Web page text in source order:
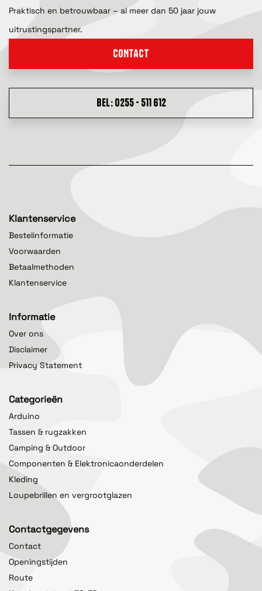
Praktisch en betrouwbaar – al meer dan 50 jaar jouw
uitrustingspartner.
CONTACT
BEL: 0255 - 511 612
Klantenservice
Bestelinformatie
Voorwaarden
Betaalmethoden
Klantenservice
Informatie
Over ons
Disclaimer
Privacy Statement
Categorieën
Arduino
Tassen & rugzakken
Camping & Outdoor
Componenten & Elektronicaonderdelen
Kleding
Loupebrillen en vergrootglazen
Contactgegevens
Contact
Openingstijden
Route